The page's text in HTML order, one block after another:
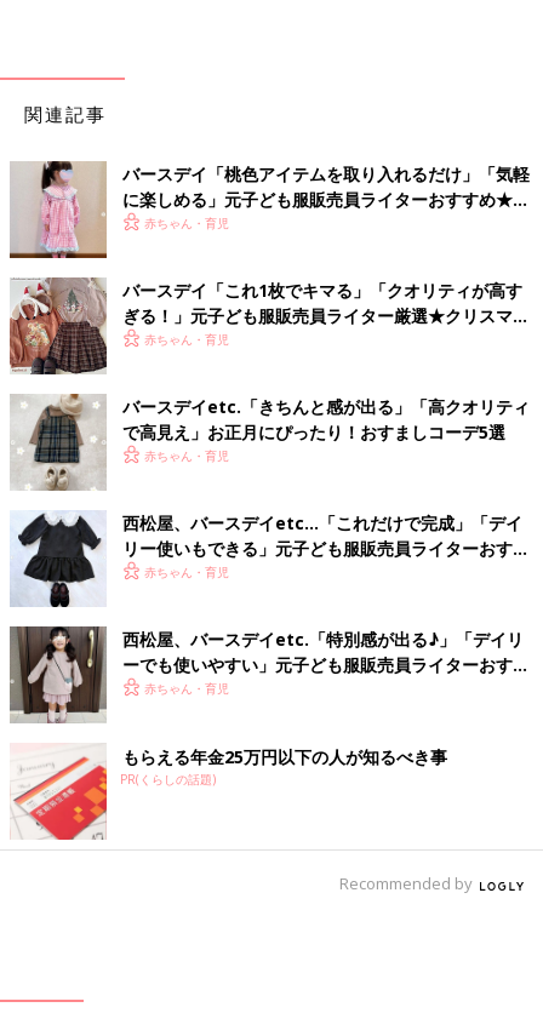
関連記事
バースデイ「桃色アイテムを取り入れるだけ」「気軽
に楽しめる」元子ども服販売員ライターおすすめ★ひ
な祭りコーデ5選
赤ちゃん・育児
バースデイ「これ1枚でキマる」「クオリティが高す
ぎる！」元子ども服販売員ライター厳選★クリスマス
アイテム5選
赤ちゃん・育児
バースデイetc.「きちんと感が出る」「高クオリティ
で高見え」お正月にぴったり！おすましコーデ5選
赤ちゃん・育児
西松屋、バースデイetc…「これだけで完成」「デイ
リー使いもできる」元子ども服販売員ライターおすす
め★セレモニーコーデ4選
赤ちゃん・育児
西松屋、バースデイetc.「特別感が出る♪」「デイリ
ーでも使いやすい」元子ども服販売員ライターおすす
め★バレンタインアイテム5選
赤ちゃん・育児
もらえる年金25万円以下の人が知るべき事
PR(くらしの話題)
Recommended by